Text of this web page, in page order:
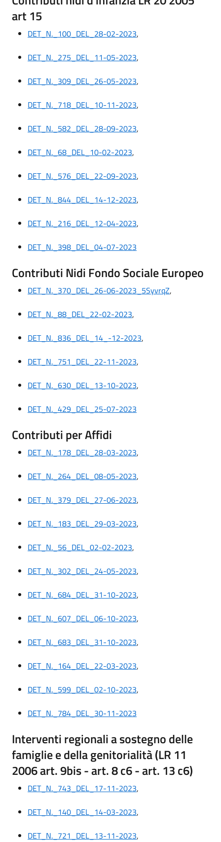
art 15
DET_N._100_DEL_28-02-2023,
DET_N._275_DEL_11-05-2023,
DET_N._309_DEL_26-05-2023,
DET_N._718_DEL_10-11-2023,
DET_N._582_DEL_28-09-2023,
DET_N._68_DEL_10-02-2023,
DET_N._576_DEL_22-09-2023,
DET_N._844_DEL_14-12-2023,
DET_N._216_DEL_12-04-2023,
DET_N._398_DEL_04-07-2023
Contributi Nidi Fondo Sociale Europeo
DET_N._370_DEL_26-06-2023_5SyvrqZ,
DET_N._88_DEL_22-02-2023,
DET_N._836_DEL_14_-12-2023,
DET_N._751_DEL_22-11-2023,
DET_N._630_DEL_13-10-2023,
DET_N._429_DEL_25-07-2023
Contributi per Affidi
DET_N._178_DEL_28-03-2023,
DET_N._264_DEL_08-05-2023,
DET_N._379_DEL_27-06-2023,
DET_N._183_DEL_29-03-2023,
DET_N._56_DEL_02-02-2023,
DET_N._302_DEL_24-05-2023,
DET_N._684_DEL_31-10-2023,
DET_N._607_DEL_06-10-2023,
DET_N._683_DEL_31-10-2023,
DET_N._164_DEL_22-03-2023,
DET_N._599_DEL_02-10-2023,
DET_N._784_DEL_30-11-2023
Interventi regionali a sostegno delle
famiglie e della genitorialità (LR 11
2006 art. 9bis - art. 8 c6 - art. 13 c6)
DET_N._743_DEL_17-11-2023,
DET_N._140_DEL_14-03-2023,
DET_N._721_DEL_13-11-2023,